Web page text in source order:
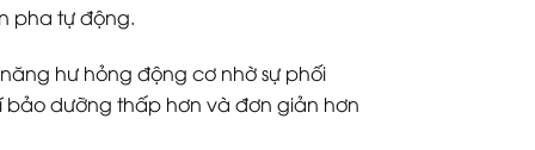
pha tự động.
hư hỏng động cơ nhờ sự phối
bảo dưỡng thấp hơn và đơn giản hơn